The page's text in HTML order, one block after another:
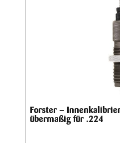
Forster –
übermaßig für .224